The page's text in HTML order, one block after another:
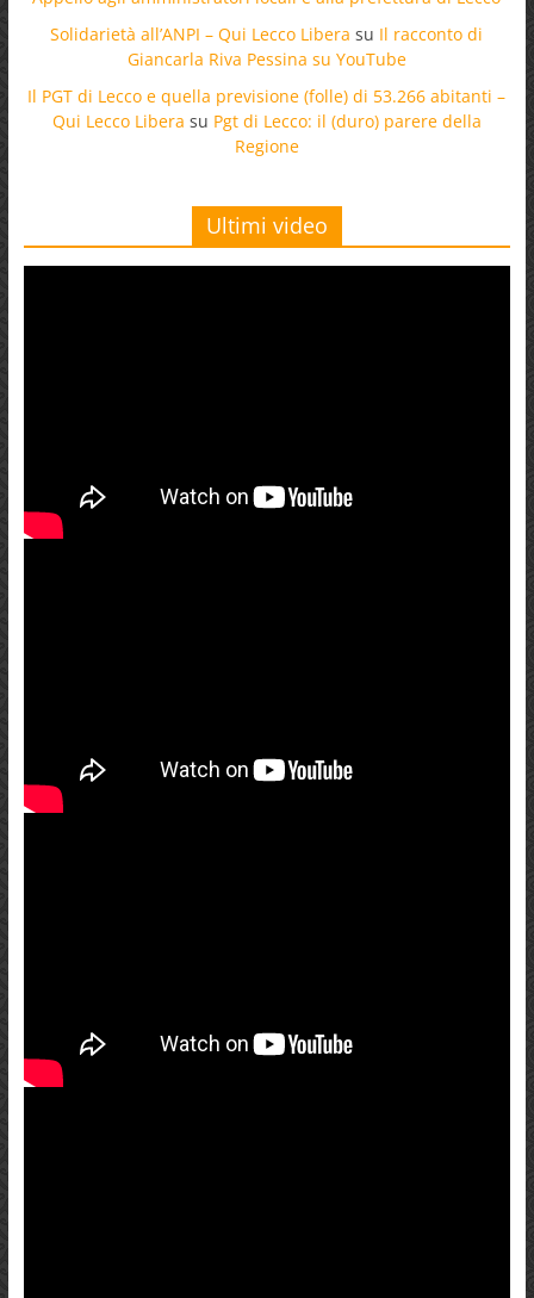
Solidarietà all’ANPI – Qui Lecco Libera su Il racconto di
Giancarla Riva Pessina su YouTube
Il PGT di Lecco e quella previsione (folle) di 53.266 abitanti –
Qui Lecco Libera su Pgt di Lecco: il (duro) parere della
Regione
Ultimi video